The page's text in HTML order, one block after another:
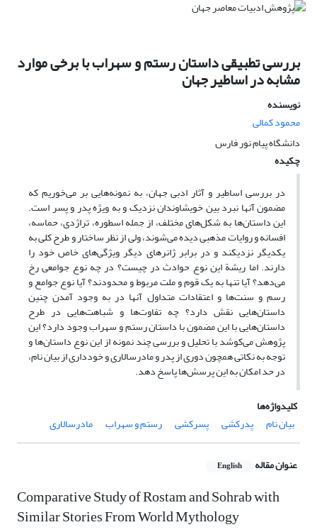
بررسی تطبیقی داستان رستم و سهراب با برخی موارد
مشابه در اساطیر جهان
نویسنده
محمود کمالی
دانشگاه پیام نور فارس
چکیده
در بررسی اساطیر و آثار ادبی جهان، به نمونه‌هایی بر می‌خوریم که
مضمون آنها نبرد بین خویشاوندان نزدیک و به‌ ویژه پدر و پسر است.
این داستان‌ها به شکل‌های مختلف، از جمله اسطوره، تراژدی، حماسه،
افسانه و روایات مذهبی دیده می‌شوند، ولی از نظر ساختار و طرح کلی به
یکدیگر نزدیکند و در برابر ژانرهای دیگر ویژگی‌های خاص خود را
دارند. اما ریشة این نوع حوادث در چیست؟ در چه نوع جوامعی رخ
می‌دهد؟ آیا تنها به یک قوم و ملت مربوط و محدودند؟ آیا نوع جوامع و
رسم و سنت‌ها و اعتقادات متداول آنها در به وجود آمدن چنین
داستان‌هایی نقش دارد؟ چه تفاوت‌ها و شباهت‌هایی در طرح
داستان‌هایی با این مضمون با داستان رستم و سهراب وجود دارد؟‌ این
پژوهش می‌کوشد با تحلیل و بررسی چند نمونه از این نوع داستان‌ها و
توجه به نکاتی همچون دوری از پدر و مادرسالاری و خودداری از بیان نام،
در حد امکان به این پرسش‌ها پاسخ دهد.
کلیدواژه‌ها
بیان نام
پدرکشی پسرکشی رستم و سهراب مادرسالاری
عنوان مقاله English
Comparative Study of Rostam and Sohrab with
Similar Stories From World Mythology